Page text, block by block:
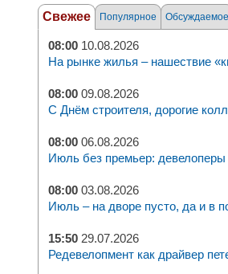
Свежее Популярное Обсуждаемое
08:00 10.08.2026
На рынке жилья – нашествие
08:00 09.08.2026
С Днём строителя, дорогие
08:00 06.08.2026
Июль без премьер: девелоперы
08:00 03.08.2026
Июль – на дворе пусто, да и в
15:50 29.07.2026
Редевелопмент как драйвер